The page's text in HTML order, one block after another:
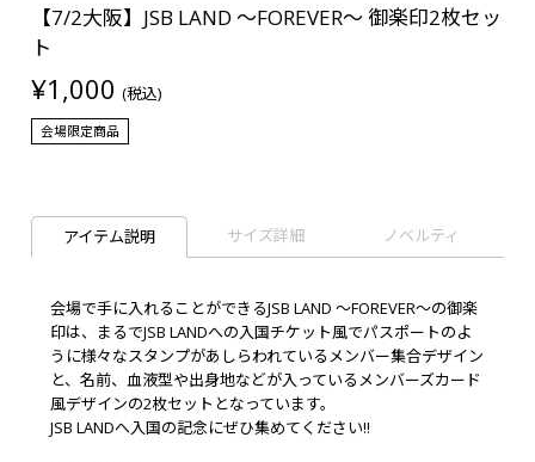
【7/2大阪】JSB LAND ～FOREVER～ 御楽印2枚セッ
ト
¥1,000 (税込)
会場限定商品
アイテム説明 サイズ詳細 ノベルティ
会場で手に入れることができるJSB LAND ～FOREVER～の御楽
印は、まるでJSB LANDへの入国チケット風でパスポートのよ
うに様々なスタンプがあしらわれているメンバー集合デザイン
と、名前、血液型や出身地などが入っているメンバーズカード
風デザインの2枚セットとなっています。
JSB LANDへ入国の記念にぜひ集めてください!!